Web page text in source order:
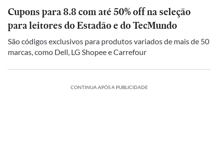
Cupons para 8.8 com até 50% off na seleção
para leitores do Estadão e do TecMundo
São códigos exclusivos para produtos variados de mais de 50
marcas, como Dell, LG Shopee e Carrefour
CONTINUA APÓS A PUBLICIDADE